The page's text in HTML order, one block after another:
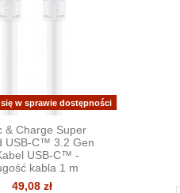
w sprawie dostępności
& Charge Super
USB-C™ 3.2 Gen
USB-C™ -
kabla 1 m
49,08 zł